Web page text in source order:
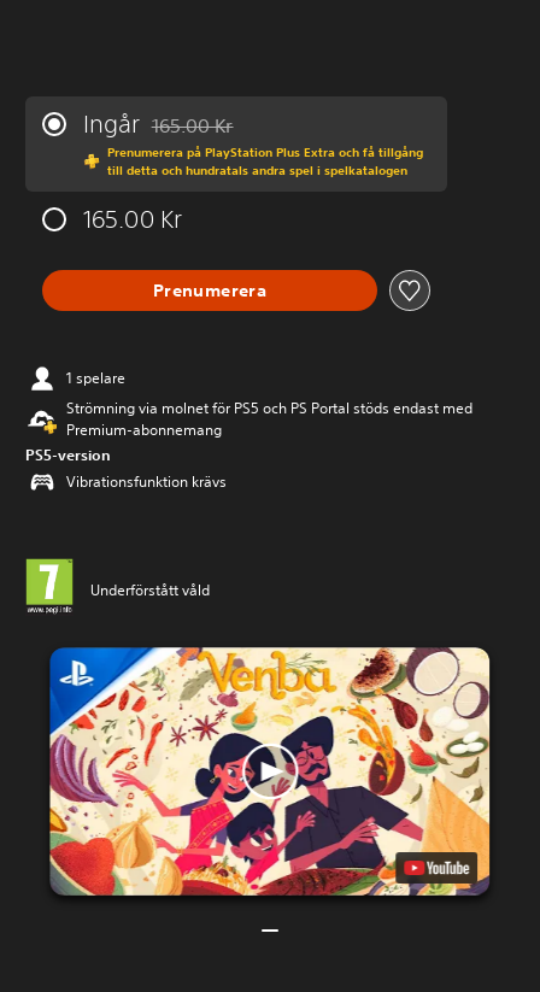
Ingår Nedsatt från ursprungspriset på 165.00 Kr
165.00 Kr
Prenumerera på PlayStation Plus Extra och få tillgång
till detta och hundratals andra spel i spelkatalogen
165.00 Kr
Prenumerera
1 spelare
Strömning via molnet för PS5 och PS Portal stöds endast med
Premium-abonnemang
PS5-version
Vibrationsfunktion krävs
Underförstått våld